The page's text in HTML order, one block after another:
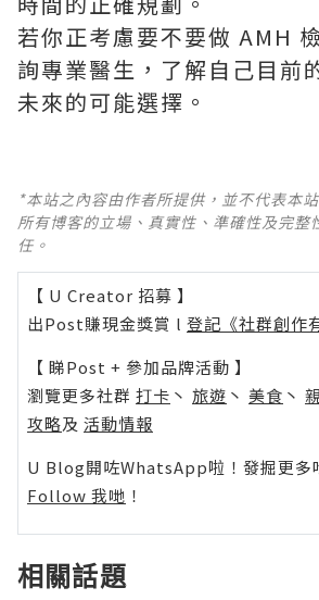
若你正考慮要不要做 AMH
詢專業醫生，了解自己目前
未來的可能選擇。
*本站之內容由作者所提供，並不代表本
所有博客的立場、真實性、準確性及完整
任。
【 U Creator 招募 】
出Post賺現金獎賞 l 登記《社群創作
【 睇Post + 參加品牌活動 】
瀏覽更多社群 打卡 丶 旅遊 丶 美食 丶
攻略及 活動情報
U Blog開咗WhatsApp啦！發掘更多
Follow 我哋 ！
相關話題